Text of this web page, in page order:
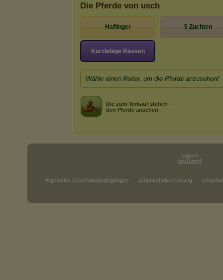
Die Pferde von usch
Haflinger 5 Zuchten
Kurzlebige Rassen
Wähle einen Reiter, um die Pferde anzusehen!
Die zum Verkauf stehen-
den Pferde ansehen
Allgemeine Geschäftsbedingungen Datenschutzerklärung